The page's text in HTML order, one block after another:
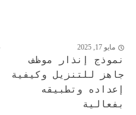
مايو 17, 2025
نموذج إنذار موظف
جاهز للتنزيل وكيفية
إعداده وتطبيقه
بفعالية